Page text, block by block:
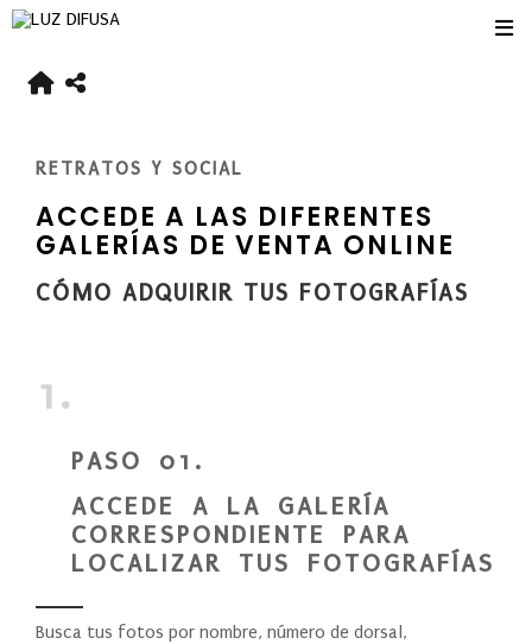
RETRATOS Y SOCIAL
ACCEDE A LAS DIFERENTES
GALERÍAS DE VENTA ONLINE
CÓMO ADQUIRIR TUS FOTOGRAFÍAS
1.
PASO 01.
ACCEDE A LA GALERÍA
CORRESPONDIENTE PARA
LOCALIZAR TUS FOTOGRAFÍAS
Busca tus fotos por nombre, número de dorsal,